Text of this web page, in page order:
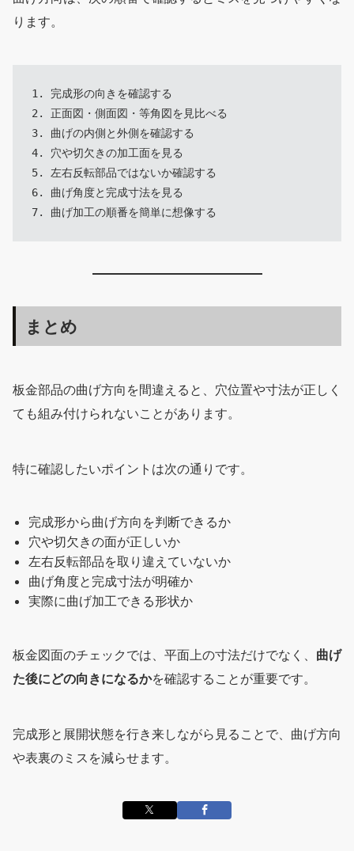
ります。
1. 完成形の向きを確認する
2. 正面図・側面図・等角図を見比べる
3. 曲げの内側と外側を確認する
4. 穴や切欠きの加工面を見る
5. 左右反転部品ではないか確認する
6. 曲げ角度と完成寸法を見る
7. 曲げ加工の順番を簡単に想像する
まとめ
板金部品の曲げ方向を間違えると、穴位置や寸法が正しく
ても組み付けられないことがあります。
特に確認したいポイントは次の通りです。
完成形から曲げ方向を判断できるか
穴や切欠きの面が正しいか
左右反転部品を取り違えていないか
曲げ角度と完成寸法が明確か
実際に曲げ加工できる形状か
板金図面のチェックでは、平面上の寸法だけでなく、 曲げ
た後にどの向きになるかを確認することが重要です。
完成形と展開状態を行き来しながら見ることで、曲げ方向
や表裏のミスを減らせます。